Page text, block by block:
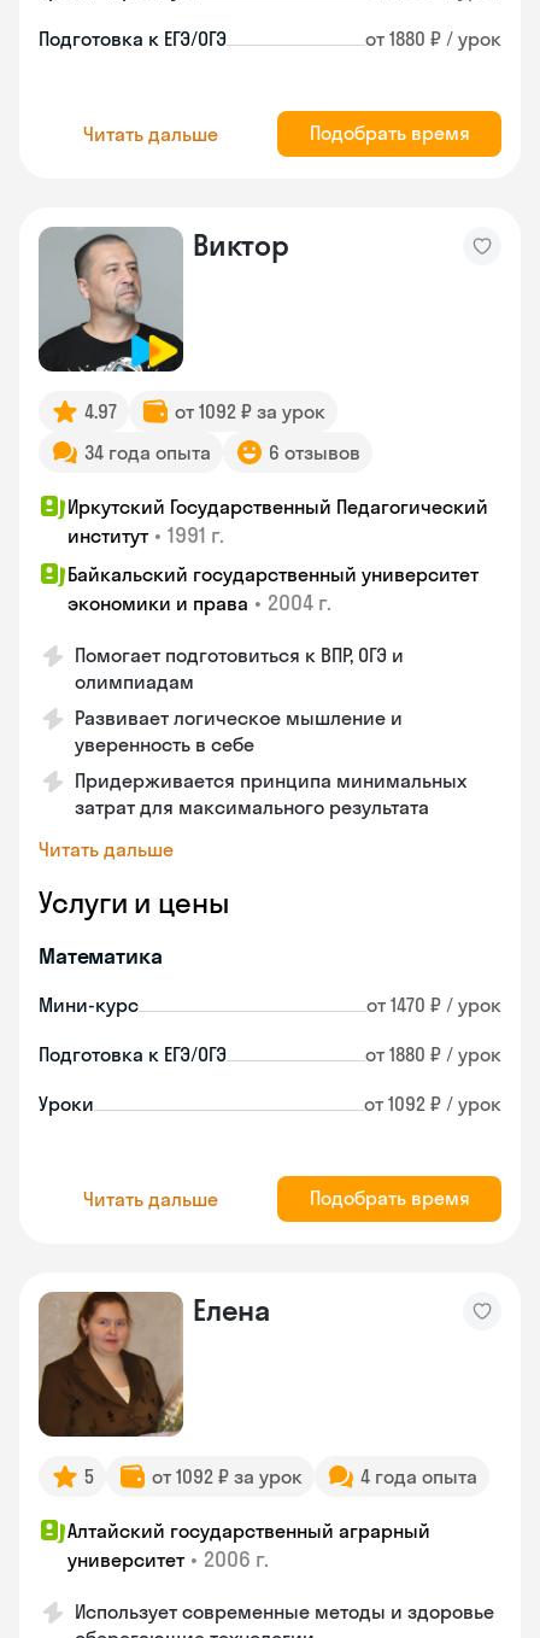
Подготовка к ЕГЭ/ОГЭ от 1880 ₽ / урок
Читать дальше Подобрать время
Виктор
4.97
от 1092 ₽ за урок
34 года опыта
6 отзывов
Иркутский Государственный Педагогический
институт • 1991 г.
Байкальский государственный университет
экономики и права • 2004 г.
Помогает подготовиться к ВПР, ОГЭ и
олимпиадам
Развивает логическое мышление и
уверенность в себе
Придерживается принципа минимальных
затрат для максимального результата
Читать дальше
Услуги и цены
Математика
Мини-курс от 1470 ₽ / урок
Подготовка к ЕГЭ/ОГЭ от 1880 ₽ / урок
Уроки от 1092 ₽ / урок
Читать дальше Подобрать время
Елена
5 от 1092 ₽ за урок 4 года опыта
Алтайский государственный аграрный
университет • 2006 г.
Использует современные методы и здоровье